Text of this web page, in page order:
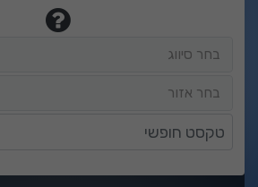
בחר סיווג
בחר אזור